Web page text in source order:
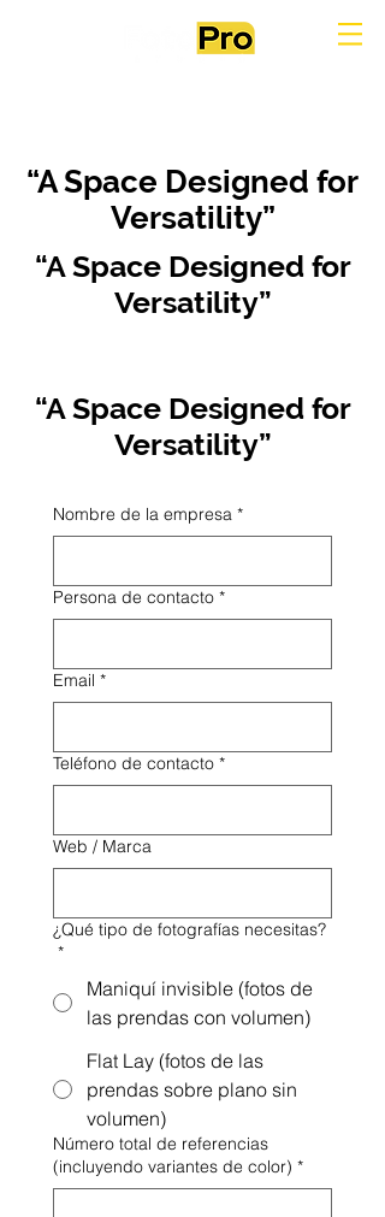
“A Space Designed for
Versatility”
“A Space Designed for
Versatility”
“A Space Designed for
Versatility”
Nombre de la empresa *
Persona de contacto *
Email *
Teléfono de contacto *
Web / Marca
¿Qué tipo de fotografías necesitas?
*
Maniquí invisible (fotos de
las prendas con volumen)
Flat Lay (fotos de las
prendas sobre plano sin
volumen)
Número total de referencias
(incluyendo variantes de color) *